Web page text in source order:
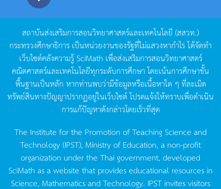
สถาบันส่งเสริมการสอนวิทยาศาสตร์และเทคโนโลยี (สสวท.)
กระทรวงศึกษาธิการ เป็นหน่วยงานของรัฐที่ไม่แสวงหากำไรได้จัดทำ
เว็บไซต์คลังความรู้SciMath เพื่อส่งเสริมการสอนวิทยาศาสตร์
คณิตศาสตร์และเทคโนโลยีทุกระดับการศึกษา โดยเน้นการศึกษาขั้น
พื้นฐานเป็นหลัก หากท่านพบว่ามีข้อมูลหรือเนื้อหาใด ๆ ที่ละเมิด
ทรัพย์สินทางปัญญาปรากฏอยู่ในเว็บไซต์โปรดแจ้งให้ทราบเพื่อดำเนิน
การแก้ปัญหาดังกล่าวโดยเร็วที่สุด
The Institute for the Promotion of Teaching Science and
Technology (IPST), Ministry of Education, a non-profit
organization under the Thai government, developed
SciMath as a website that provides educational resources in
Science, Mathematics and Technology. IPST invites visitors